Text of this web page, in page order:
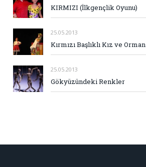
KIRMIZI (İlkgençlik Oyunu)
25.05.2013
Kırmızı Başlıklı Kız ve Orman
25.05.2013
Gökyüzündeki Renkler